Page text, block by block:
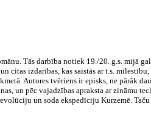
Tās darbība notiek 19./20. g.s. mijā
citas izdarības, kas saistās ar t.s.
Autores tvēriens ir episks, ne pārāk
un pēc vajadzības apraksta ar zināmu
un soda ekspedīciju Kurzemē.